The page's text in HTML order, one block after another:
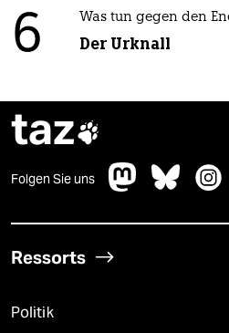
6 Was tun gegen den
Der Urknall
taz
Folgen Sie uns
Ressorts
Politik